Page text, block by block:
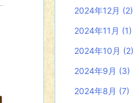
2024年12月 (2)
2024年11月 (1)
2024年10月 (2)
2024年9月 (3)
2024年8月 (7)